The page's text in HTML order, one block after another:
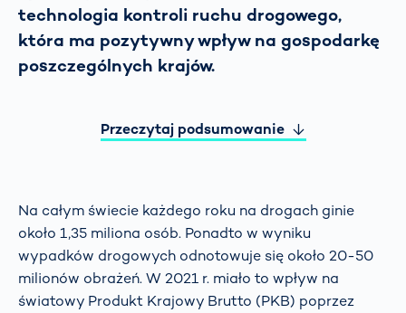
technologia kontroli ruchu drogowego,
która ma pozytywny wpływ na gospodarkę
poszczególnych krajów.
Przeczytaj podsumowanie
Na całym świecie każdego roku na drogach ginie
około 1,35 miliona osób. Ponadto w wyniku
wypadków drogowych odnotowuje się około 20-50
milionów obrażeń. W 2021 r. miało to wpływ na
światowy Produkt Krajowy Brutto (PKB) poprzez